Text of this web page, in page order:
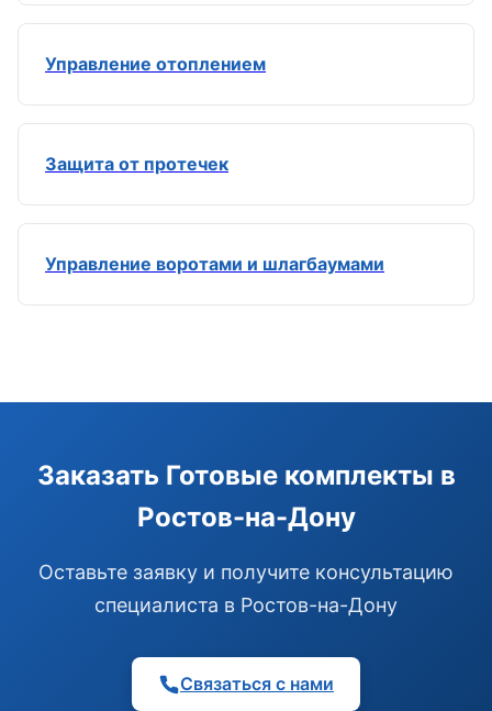
Управление отоплением
Защита от протечек
Управление воротами и шлагбаумами
Заказать Готовые комплекты в
Ростов-на-Дону
Оставьте заявку и получите консультацию
специалиста в Ростов-на-Дону
Связаться с нами
модуль управления или готовый комплект.
Подобрать сигнализацию